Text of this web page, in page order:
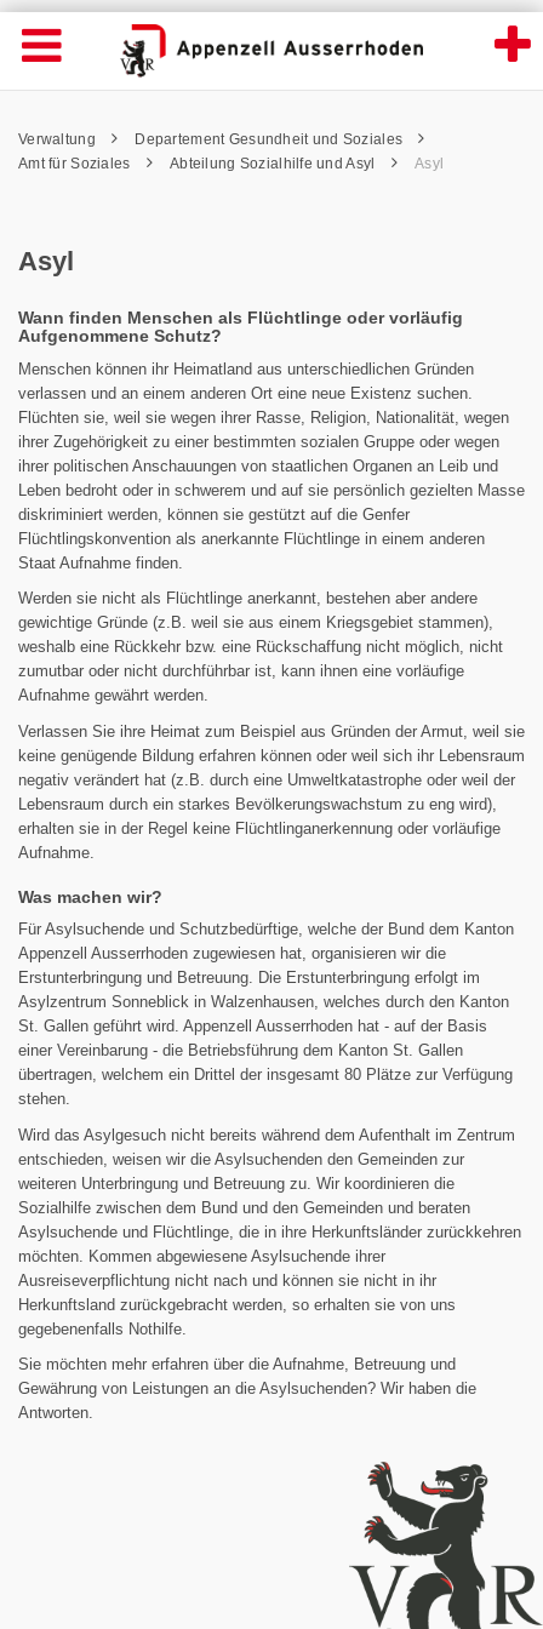
Asyl - Appenzell Ausserrhoden
Wichtige
Seiten
Home
Inhalt
Kontakt
Navigation öffnen
Inhalt
Pfadnavigation
Verwaltung
Departement Gesundheit und Soziales
Amt für Soziales
Abteilung Sozialhilfe und Asyl Asyl
Asyl
Wann finden Menschen als Flüchtlinge oder vorläufig
Aufgenommene Schutz?
Menschen können ihr Heimatland aus unterschiedlichen Gründen
verlassen und an einem anderen Ort eine neue Existenz suchen.
Flüchten sie, weil sie wegen ihrer Rasse, Religion, Nationalität, wegen
ihrer Zugehörigkeit zu einer bestimmten sozialen Gruppe oder wegen
ihrer politischen Anschauungen von staatlichen Organen an Leib und
Leben bedroht oder in schwerem und auf sie persönlich gezielten Masse
diskriminiert werden, können sie gestützt auf die Genfer
Flüchtlingskonvention als anerkannte Flüchtlinge in einem anderen
Staat Aufnahme finden.
Werden sie nicht als Flüchtlinge anerkannt, bestehen aber andere
gewichtige Gründe (z.B. weil sie aus einem Kriegsgebiet stammen),
weshalb eine Rückkehr bzw. eine Rückschaffung nicht möglich, nicht
zumutbar oder nicht durchführbar ist, kann ihnen eine vorläufige
Aufnahme gewährt werden.
Verlassen Sie ihre Heimat zum Beispiel aus Gründen der Armut, weil sie
keine genügende Bildung erfahren können oder weil sich ihr Lebensraum
negativ verändert hat (z.B. durch eine Umweltkatastrophe oder weil der
Lebensraum durch ein starkes Bevölkerungswachstum zu eng wird),
erhalten sie in der Regel keine Flüchtlinganerkennung oder vorläufige
Aufnahme.
Was machen wir?
Für Asylsuchende und Schutzbedürftige, welche der Bund dem Kanton
Appenzell Ausserrhoden zugewiesen hat, organisieren wir die
Erstunterbringung und Betreuung. Die Erstunterbringung erfolgt im
Asylzentrum Sonneblick in Walzenhausen, welches durch den Kanton
St. Gallen geführt wird. Appenzell Ausserrhoden hat - auf der Basis
einer Vereinbarung - die Betriebsführung dem Kanton St. Gallen
übertragen, welchem ein Drittel der insgesamt 80 Plätze zur Verfügung
stehen.
Wird das Asylgesuch nicht bereits während dem Aufenthalt im Zentrum
entschieden, weisen wir die Asylsuchenden den Gemeinden zur
weiteren Unterbringung und Betreuung zu. Wir koordinieren die
Sozialhilfe zwischen dem Bund und den Gemeinden und beraten
Asylsuchende und Flüchtlinge, die in ihre Herkunftsländer zurückkehren
möchten. Kommen abgewiesene Asylsuchende ihrer
Ausreiseverpflichtung nicht nach und können sie nicht in ihr
Herkunftsland zurückgebracht werden, so erhalten sie von uns
gegebenenfalls Nothilfe.
Sie möchten mehr erfahren über die Aufnahme, Betreuung und
Gewährung von Leistungen an die Asylsuchenden? Wir haben die
Antworten.